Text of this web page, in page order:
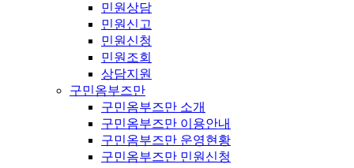
민원상담
민원신고
민원신청
민원조회
상담지원
구민옴부즈만
구민옴부즈만 소개
구민옴부즈만 이용안내
구민옴부즈만 운영현황
구민옴부즈만 민원신청